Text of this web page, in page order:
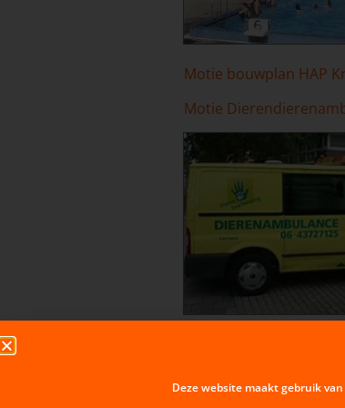
Motie bouwplan HAP
Motie
Deze website maakt gebruik